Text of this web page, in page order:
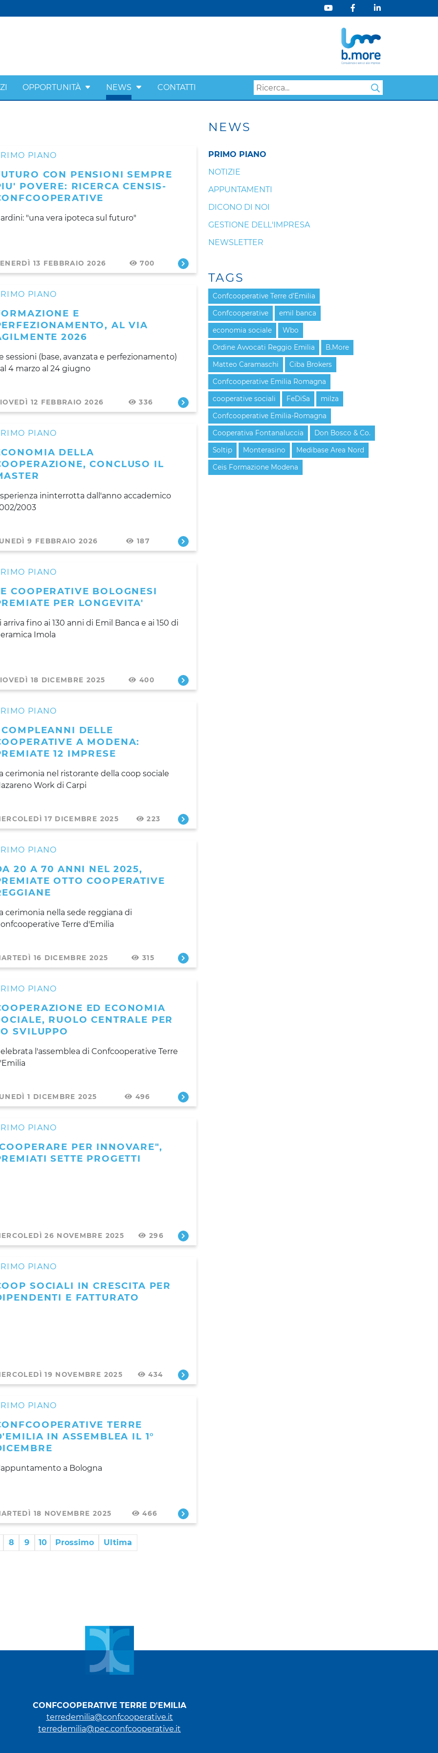
OPPORTUNITÀ NEWS CONTATTI
PIANO
CON PENSIONI SEMPRE
POVERE: RICERCA CENSIS-
"una vera ipoteca sul futuro"
13 FEBBRAIO 2026 700
PIANO
E
AL VIA
2026
sessioni (base, avanzata e perfezionamento)
4 marzo al 24 giugno
12 FEBBRAIO 2026 336
PIANO
DELLA
CONCLUSO IL
ininterrotta dall'anno accademico
2003
9 FEBBRAIO 2026 187
PIANO
COOPERATIVE BOLOGNESI
PER LONGEVITA'
arriva fino ai 130 anni di Emil Banca e ai 150 di
Imola
18 DICEMBRE 2025 400
PIANO
DELLE
A MODENA:
12 IMPRESE
cerimonia nel ristorante della coop sociale
Work di Carpi
17 DICEMBRE 2025 223
PIANO
20 A 70 ANNI NEL 2025,
OTTO COOPERATIVE
cerimonia nella sede reggiana di
Terre d'Emilia
16 DICEMBRE 2025 315
PIANO
ED ECONOMIA
RUOLO CENTRALE PER
SVILUPPO
l'assemblea di Confcooperative Terre
1 DICEMBRE 2025 496
PIANO
PER INNOVARE",
SETTE PROGETTI
26 NOVEMBRE 2025 296
PIANO
SOCIALI IN CRESCITA PER
E FATTURATO
19 NOVEMBRE 2025 434
PIANO
TERRE
IN ASSEMBLEA IL 1°
a Bologna
18 NOVEMBRE 2025 466
8 9 10 Prossimo Ultima
NEWS
PRIMO PIANO
NOTIZIE
APPUNTAMENTI
DICONO DI NOI
GESTIONE DELL'IMPRESA
NEWSLETTER
TAGS
Confcooperative Terre d'Emilia
Confcooperative emil banca
economia sociale Wbo
Ordine Avvocati Reggio Emilia B.More
Matteo Caramaschi Ciba Brokers
Confcooperative Emilia Romagna
cooperative sociali FeDiSa milza
Confcooperative Emilia-Romagna
Cooperativa Fontanaluccia Don Bosco & Co.
Soltip Monterasino Medibase Area Nord
Ceis Formazione Modena
CONFCOOPERATIVE TERRE D'EMILIA
terredemilia@confcooperative.it
terredemilia@pec.confcooperative.it